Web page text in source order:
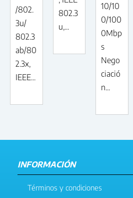
/802.
3u/
802.3
ab/80
2.3x,
IEEE...
802.3
u,...
10/10
0/100
0Mbp
s
Nego
ciació
n...
INFORMACIÓN
Términos y condiciones